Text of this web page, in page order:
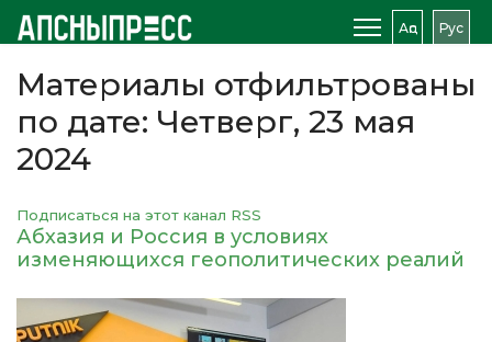
Аԥс Рус
Материалы отфильтрованы
по дате: Четверг, 23 мая
2024
Подписаться на этот канал RSS
Абхазия и Россия в условиях
изменяющихся геополитических реалий